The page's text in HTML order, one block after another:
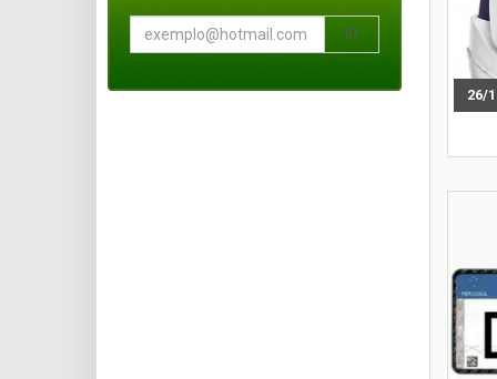
IR
26/